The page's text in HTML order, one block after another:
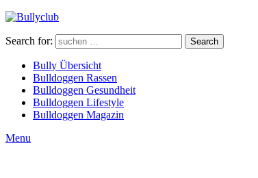
Search for: Search
Bully Übersicht
Bulldoggen Rassen
Bulldoggen Gesundheit
Bulldoggen Lifestyle
Bulldoggen Magazin
Menu